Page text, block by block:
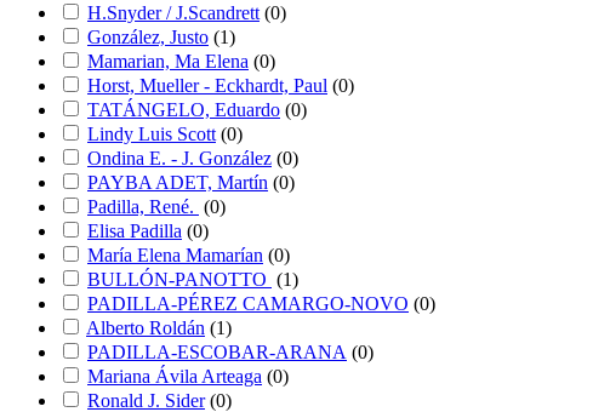
H.Snyder / J.Scandrett (0)
González, Justo (1)
Mamarian, Ma Elena (0)
Horst, Mueller - Eckhardt, Paul (0)
TATÁNGELO, Eduardo (0)
Lindy Luis Scott (0)
Ondina E. - J. González (0)
PAYBA ADET, Martín (0)
Padilla, René. (0)
Elisa Padilla (0)
María Elena Mamarían (0)
BULLÓN-PANOTTO (1)
PADILLA-PÉREZ CAMARGO-NOVO (0)
Alberto Roldán (1)
PADILLA-ESCOBAR-ARANA (0)
Mariana Ávila Arteaga (0)
Ronald J. Sider (0)